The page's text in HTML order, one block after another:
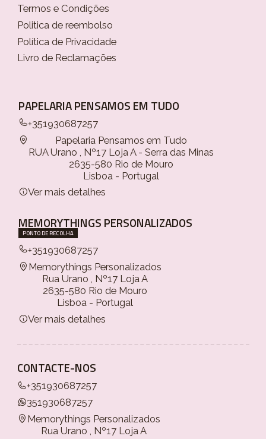
Termos e Condições
Politica de reembolso
Política de Privacidade
Livro de Reclamações
PAPELARIA PENSAMOS EM TUDO
+351930687257
Papelaria Pensamos em Tudo
RUA Urano , Nº17 Loja A - Serra das Minas
2635-580 Rio de Mouro
Lisboa - Portugal
Ver mais detalhes
MEMORYTHINGS PERSONALIZADOS
PONTO DE RECOLHA
+351930687257
Memorythings Personalizados
Rua Urano , Nº17 Loja A
2635-580 Rio de Mouro
Lisboa - Portugal
Ver mais detalhes
CONTACTE-NOS
+351930687257
351930687257
Memorythings Personalizados
Rua Urano , Nº17 Loja A